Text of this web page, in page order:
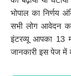
भोपाल का निर्णय
सभी लोग आवेदन
इंटरव्यू आपका 13
जानकारी इस पेज में